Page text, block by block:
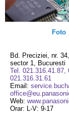
Foto
Bd. Preciziei, nr.
sector 1, Bucuresti
Tel. 021.316.41.87,
021.316.31.61
Email:
Web:
Orar: L-V: 9-17